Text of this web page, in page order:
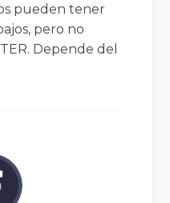
pueden tener
pero no
Depende del